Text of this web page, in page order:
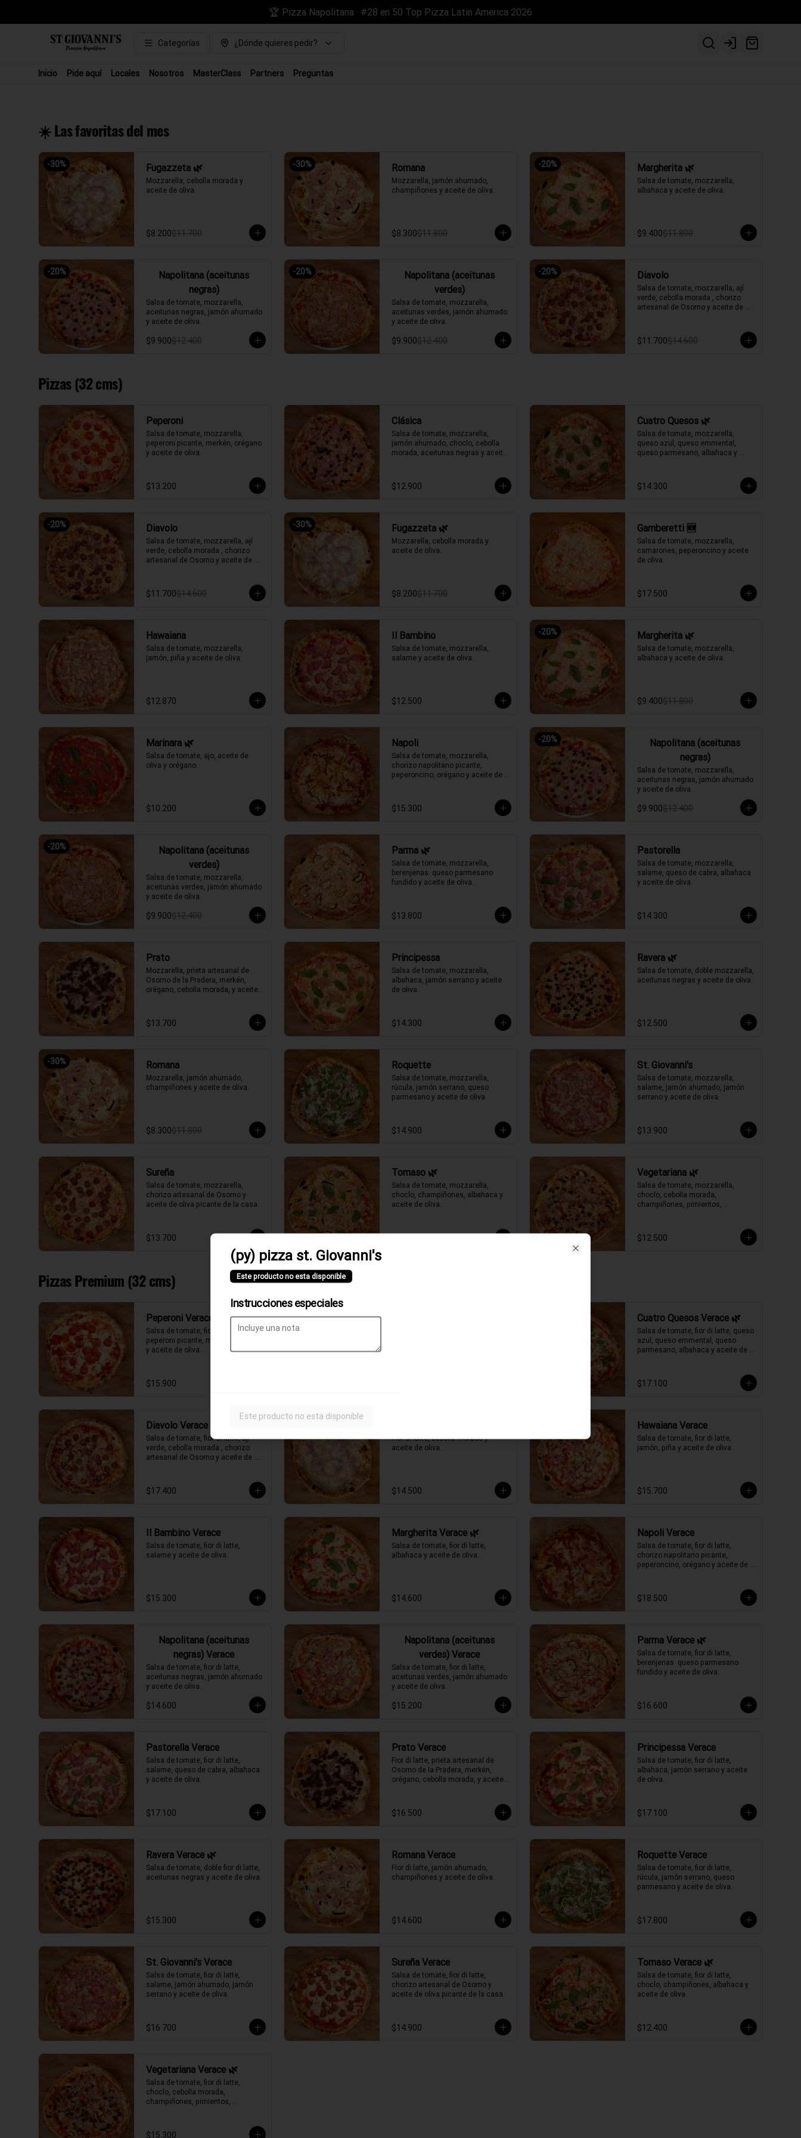
🏆 Pizza Napolitana · #28 en 50 Top Pizza Latin America 2026
Categorías ¿Dónde quieres pedir? Login
Inicio Pide aquí Locales Nosotros MasterClass Partners Preguntas
☀️ Las favoritas del mes
-30% Fugazzeta 🌿
Mozzarella, cebolla morada y
aceite de oliva.
$8.200$11.700
-30% Romana
Mozzarella, jamón ahumado,
champiñones y aceite de oliva.
$8.300$11.800
-20% Margherita 🌿
Salsa de tomate, mozzarella,
albahaca y aceite de oliva.
$9.400$11.800
-20%
Napolitana (aceitunas
negras)
Salsa de tomate, mozzarella,
aceitunas negras, jamón ahumado
y aceite de oliva.
$9.900$12.400
-20%
Napolitana (aceitunas
verdes)
Salsa de tomate, mozzarella,
aceitunas verdes, jamón ahumado
y aceite de oliva.
$9.900$12.400
-20% Diavolo
Salsa de tomate, mozzarella, ají
verde, cebolla morada , chorizo
artesanal de Osorno y aceite de
$11.700$14.600
Pizzas (32 cms)
Peperoni
Salsa de tomate, mozzarella,
peperoni picante, merkén, orégano
y aceite de oliva.
$13.200
Clásica
Salsa de tomate, mozzarella,
jamón ahumado, choclo, cebolla
morada, aceitunas negras y aceite
$12.900
Cuatro Quesos 🌿
Salsa de tomate, mozzarella,
queso azul, queso emmental,
queso parmesano, albahaca y
$14.300
-20% Diavolo
Salsa de tomate, mozzarella, ají
verde, cebolla morada , chorizo
artesanal de Osorno y aceite de
$11.700$14.600
-30% Fugazzeta 🌿
Mozzarella, cebolla morada y
aceite de oliva.
$8.200$11.700
Gamberetti 🆕
Salsa de tomate, mozzarella,
camarones, peperoncino y aceite
de oliva.
$17.500
Hawaiana
Salsa de tomate, mozzarella,
jamón, piña y aceite de oliva.
$12.870
Il Bambino
Salsa de tomate, mozzarella,
salame y aceite de oliva.
$12.500
-20% Margherita 🌿
Salsa de tomate, mozzarella,
albahaca y aceite de oliva.
$9.400$11.800
Marinara 🌿
Salsa de tomate, ajo, aceite de
oliva y orégano.
$10.200
Napoli
Salsa de tomate, mozzarella,
chorizo napolitano picante,
peperoncino, orégano y aceite de
$15.300
-20%
Napolitana (aceitunas
negras)
Salsa de tomate, mozzarella,
aceitunas negras, jamón ahumado
y aceite de oliva.
$9.900$12.400
-20%
Napolitana (aceitunas
verdes)
Salsa de tomate, mozzarella,
aceitunas verdes, jamón ahumado
y aceite de oliva.
$9.900$12.400
Parma 🌿
Salsa de tomate, mozzarella,
berenjenas  queso parmesano
fundido y aceite de oliva.
$13.800
Pastorella
Salsa de tomate, mozzarella,
salame, queso de cabra, albahaca
y aceite de oliva.
$14.300
Prato
Mozzarella, prieta artesanal de
Osorno de la Pradera, merkén,
orégano, cebolla morada, y aceite
$13.700
Principessa
Salsa de tomate, mozzarella,
albahaca, jamón serrano y aceite
de oliva.
$14.300
Ravera 🌿
Salsa de tomate, doble mozzarella,
aceitunas negras y aceite de oliva.
$12.500
-30% Romana
Mozzarella, jamón ahumado,
champiñones y aceite de oliva.
$8.300$11.800
Roquette
Salsa de tomate, mozzarella,
rúcula, jamón serrano, queso
parmesano y aceite de oliva.
$14.900
St. Giovanni's
Salsa de tomate, mozzarella,
salame, jamón ahumado, jamón
serrano y aceite de oliva.
$13.900
Sureña
Salsa de tomate, mozzarella,
chorizo artesanal de Osorno y
aceite de oliva picante de la casa.
$13.700
Tomaso 🌿
Salsa de tomate, mozzarella,
choclo, champiñones, albahaca y
aceite de oliva.
Vegetariana 🌿
Salsa de tomate, mozzarella,
choclo, cebolla morada,
champiñones, pimientos,
$12.500
Pizzas Premium (32 cms)
Peperoni Verace
Salsa de tomate, fior di latte,
peperoni picante, merkén, orégano
y aceite de oliva.
$15.900
Cuatro Quesos Verace 🌿
Salsa de tomate, fior di latte, queso
azul, queso emmental, queso
parmesano, albahaca y aceite de
$17.100
Diavolo Verace
Salsa de tomate, fior di latte, ají
verde, cebolla morada , chorizo
artesanal de Osorno y aceite de
$17.400
Fior di latte, cebolla morada y
aceite de oliva.
$14.500
Hawaiana Verace
Salsa de tomate, fior di latte,
jamón, piña y aceite de oliva.
$15.700
Il Bambino Verace
Salsa de tomate, fior di latte,
salame y aceite de oliva.
$15.300
Margherita Verace 🌿
Salsa de tomate, fior di latte,
albahaca y aceite de oliva.
$14.600
Napoli Verace
Salsa de tomate, fior di latte,
chorizo napolitano picante,
peperoncino, orégano y aceite de
$18.500
Napolitana (aceitunas
negras) Verace
Salsa de tomate, fior di latte,
aceitunas negras, jamón ahumado
y aceite de oliva.
$14.600
Napolitana (aceitunas
verdes) Verace
Salsa de tomate, fior di latte,
aceitunas verdes, jamón ahumado
y aceite de oliva.
$15.200
Parma Verace 🌿
Salsa de tomate, fior di latte,
berenjenas  queso parmesano
fundido y aceite de oliva.
$16.600
Pastorella Verace
Salsa de tomate, fior di latte,
salame, queso de cabra, albahaca
y aceite de oliva.
$17.100
Prato Verace
Fior di latte, prieta artesanal de
Osorno de la Pradera, merkén,
orégano, cebolla morada, y aceite
$16.500
Principessa Verace
Salsa de tomate, fior di latte,
albahaca, jamón serrano y aceite
de oliva.
$17.100
Ravera Verace 🌿
Salsa de tomate, doble fior di latte,
aceitunas negras y aceite de oliva.
$15.300
Romana Verace
Fior di latte, jamón ahumado,
champiñones y aceite de oliva.
$14.600
Roquette Verace
Salsa de tomate, fior di latte,
rúcula, jamón serrano, queso
parmesano y aceite de oliva.
$17.800
St. Giovanni's Verace
Salsa de tomate, fior di latte,
salame, jamón ahumado, jamón
serrano y aceite de oliva.
$16.700
Sureña Verace
Salsa de tomate, fior di latte,
chorizo artesanal de Osorno y
aceite de oliva picante de la casa.
$14.900
Tomaso Verace 🌿
Salsa de tomate, fior di latte,
choclo, champiñones, albahaca y
aceite de oliva.
$12.400
Vegetariana Verace 🌿
Salsa de tomate, fior di latte,
choclo, cebolla morada,
champiñones, pimientos,
$15.300
(py) pizza st. Giovanni's
Este producto no esta disponible
Instrucciones especiales
Este producto no esta disponible